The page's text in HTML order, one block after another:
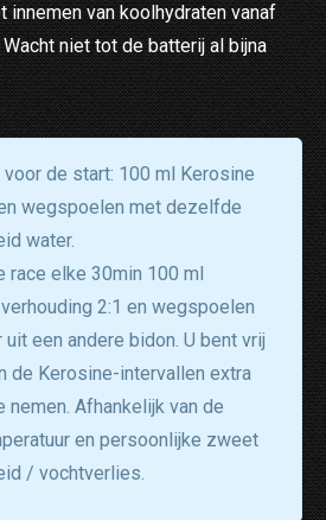
van koolhydraten vanaf
niet tot de batterij al bijna
voor de start: 100 ml Kerosine
wegspoelen met dezelfde
water.
race elke 30min 100 ml
2:1 en wegspoelen
een andere bidon. U bent vrij
de Kerosine-intervallen extra
nemen. Afhankelijk van de
en persoonlijke zweet
/ vochtverlies.